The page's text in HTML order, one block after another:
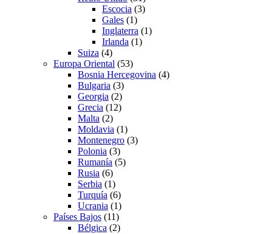
Escocia (3)
Gales (1)
Inglaterra (1)
Irlanda (1)
Suiza (4)
Europa Oriental (53)
Bosnia Hercegovina (4)
Bulgaria (3)
Georgia (2)
Grecia (12)
Malta (2)
Moldavia (1)
Montenegro (3)
Polonia (3)
Rumanía (5)
Rusia (6)
Serbia (1)
Turquía (6)
Ucrania (1)
Países Bajos (11)
Bélgica (2)